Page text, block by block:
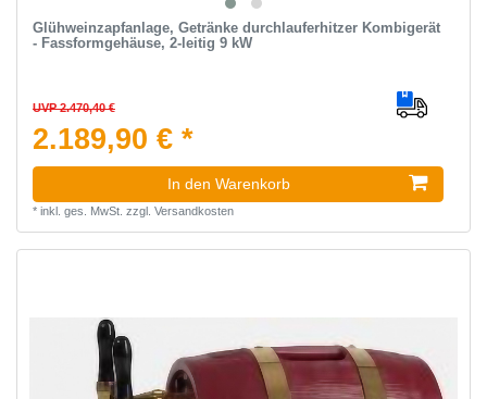
Glühweinzapfanlage, Getränke durchlauferhitzer Kombigerät
- Fassformgehäuse, 2-leitig 9 kW
UVP 2.470,40 €
2.189,90 € *
In den Warenkorb
* inkl. ges. MwSt. zzgl. Versandkosten